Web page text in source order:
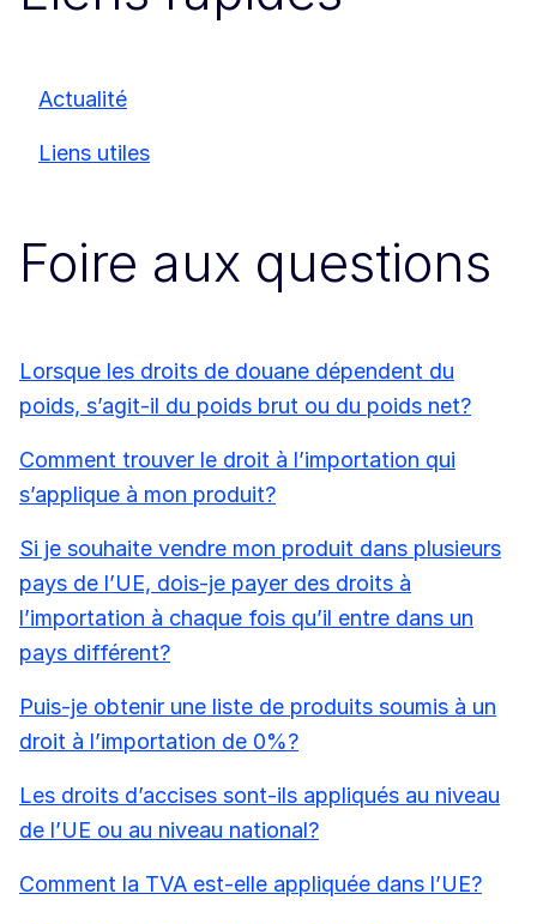
Actualité
Liens utiles
Foire aux questions
Lorsque les droits de douane dépendent du
poids, s’agit-il du poids brut ou du poids net?
Comment trouver le droit à l’importation qui
s’applique à mon produit?
Si je souhaite vendre mon produit dans plusieurs
pays de l’UE, dois-je payer des droits à
l’importation à chaque fois qu’il entre dans un
pays différent?
Puis-je obtenir une liste de produits soumis à un
droit à l’importation de 0%?
Les droits d’accises sont-ils appliqués au niveau
de l’UE ou au niveau national?
Comment la TVA est-elle appliquée dans l’UE?